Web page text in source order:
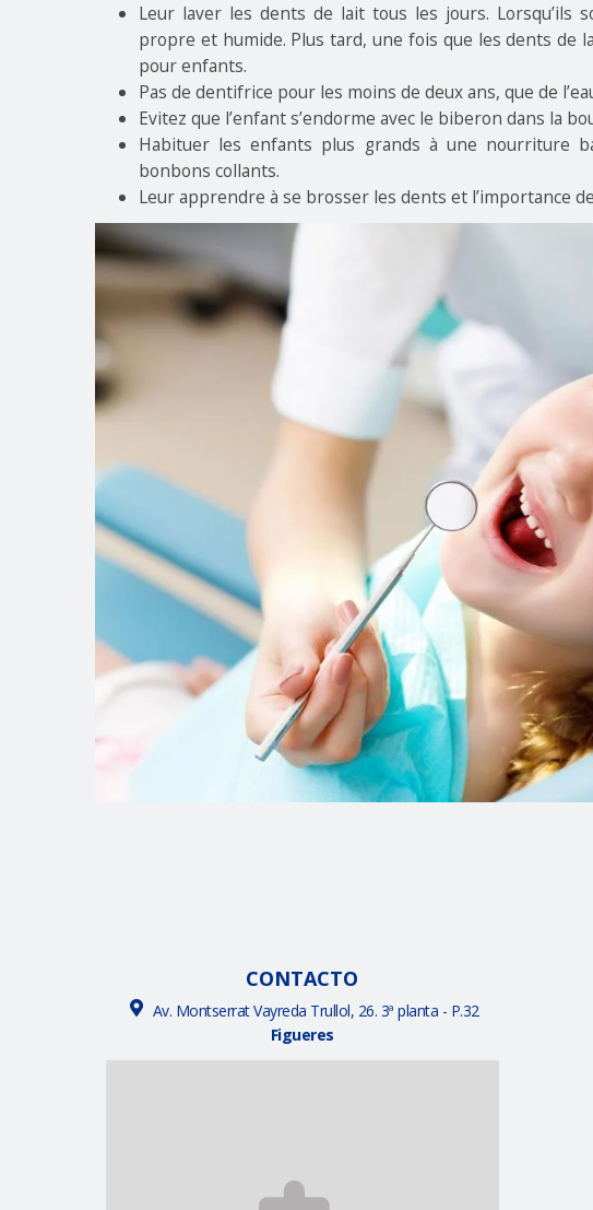
Leur laver les dents de lait tous les jours.
propre et humide. Plus tard, une fois que les dents de
pour enfants.
Pas de dentifrice pour les moins de deux ans, que de
Evitez que l’enfant s’endorme avec le biberon dans la
Habituer les enfants plus grands à une nourriture
bonbons collants.
Leur apprendre à se brosser les dents et l’importance
CONTACTO
Av. Montserrat Vayreda Trullol, 26. 3ª planta - P.32
Figueres